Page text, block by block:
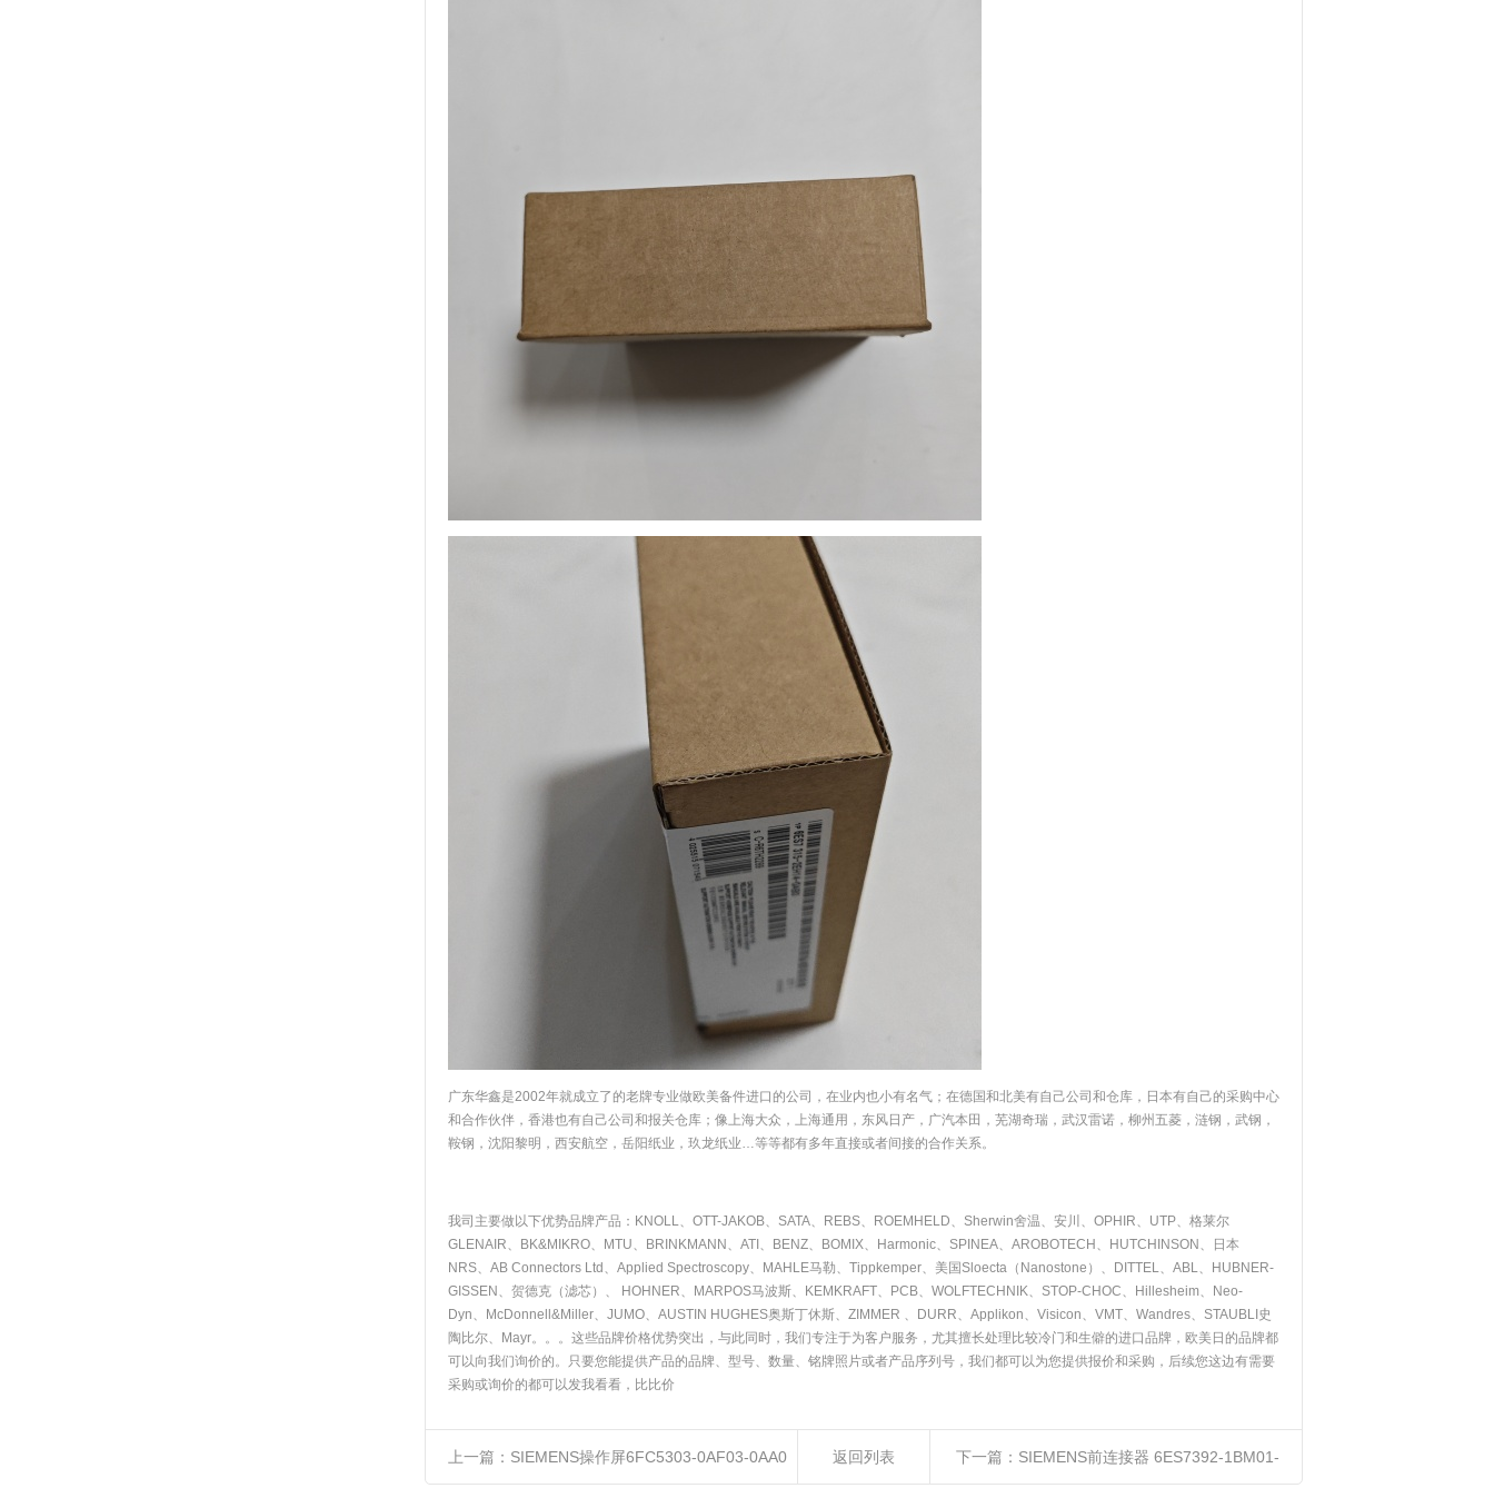
广东华鑫是2002年就成立了的老牌专业做欧美备件进口的公司，在业内也小有名气；在德国和北美有自己公司和仓库，日本有自己的采购中心
和合作伙伴，香港也有自己公司和报关仓库；像上海大众，上海通用，东风日产，广汽本田，芜湖奇瑞，武汉雷诺，柳州五菱，涟钢，武钢，
鞍钢，沈阳黎明，西安航空，岳阳纸业，玖龙纸业…等等都有多年直接或者间接的合作关系。
我司主要做以下优势品牌产品：KNOLL、OTT-JAKOB、SATA、REBS、ROEMHELD、Sherwin舍温、安川、OPHIR、UTP、格莱尔
GLENAIR、BK&MIKRO、MTU、BRINKMANN、ATI、BENZ、BOMIX、Harmonic、SPINEA、AROBOTECH、HUTCHINSON、日本
NRS、AB Connectors Ltd、Applied Spectroscopy、MAHLE马勒、Tippkemper、美国Sloecta（Nanostone）、DITTEL、ABL、HUBNER-
GISSEN、贺德克（滤芯）、 HOHNER、MARPOS马波斯、KEMKRAFT、PCB、WOLFTECHNIK、STOP-CHOC、Hillesheim、Neo-
Dyn、McDonnell&Miller、JUMO、AUSTIN HUGHES奥斯丁休斯、ZIMMER 、DURR、Applikon、Visicon、VMT、Wandres、STAUBLI史
陶比尔、Mayr。。。这些品牌价格优势突出，与此同时，我们专注于为客户服务，尤其擅长处理比较冷门和生僻的进口品牌，欧美日的品牌都
可以向我们询价的。只要您能提供产品的品牌、型号、数量、铭牌照片或者产品序列号，我们都可以为您提供报价和采购，后续您这边有需要
采购或询价的都可以发我看看，比比价
上一篇： SIEMENS操作屏6FC5303-0AF03-0AA0 返回列表 下一篇： SIEMENS前连接器 6ES7392-1BM01-